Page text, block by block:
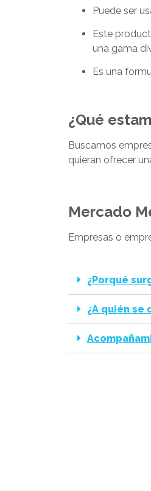
Puede ser
Este
una gama
Es una
¿Qué
Buscamos
quieran ofrecer
Mercado
Empresas o
¿Porqué
¿A quién se